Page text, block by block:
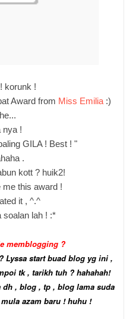
korunk !
Award from Miss Emilia :)
nya !
GILA ! Best ! "
.
kott ? huik2!
me this award !
it , ^.^
soalan lah ! :*
memblogging ?
Lyssa start buad blog yg ini ,
tk , tarikh tuh ? hahahah!
, blog , tp , blog lama suda
azam baru ! huhu !